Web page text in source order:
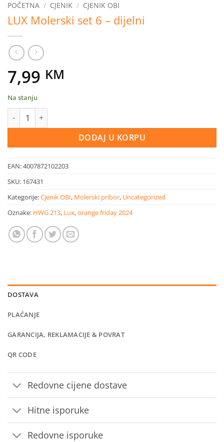
POČETNA / CJENIK / CJENIK OBI
LUX Molerski set 6 – dijelni
7,99 KM
Na stanju
LUX Molerski set 6 - dijelni količina
DODAJ U KORPU
EAN:4007872102203
SKU: 167431
Kategorije:Cjenik OBI, Molerski pribor, Uncategorized
Oznake: HWG 213, Lux,orange friday 2024
DOSTAVA
PLAĆANJE
GARANCIJA, REKLAMACIJE & POVRAT
QR CODE
Redovne cijene dostave
Hitne isporuke
Redovne isporuke